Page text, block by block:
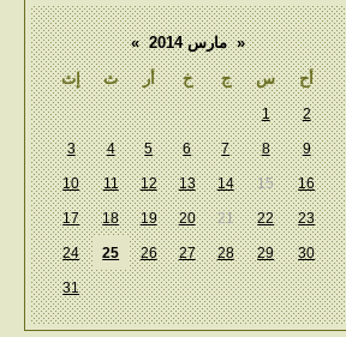
« مارس 2014 »
إث
ث أر خ ج س أح
1 2
3 4 5 6 7 8 9
10 11 12 13 14 15 16
17 18 19 20 21 22 23
24 25 26 27 28 29 30
31